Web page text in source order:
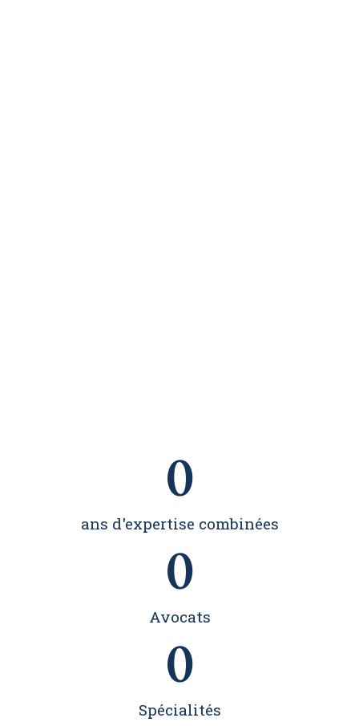
0
ans d'expertise combinées
0
Avocats
0
Spécialités